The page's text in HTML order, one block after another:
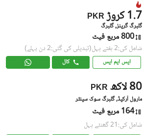
PKR 1.7 کروڑ
گلبرگ گرینز, گلبرگ
800 مربع فیٹ
شامل کی:2 ہفتے پہل (تبدیلی کی گئی:2 دن پہلے)
ایس ایم ایس کال
PKR 80 لاکھ
مارول آرکیڈ, گلبرگ سوک سینٹر
164 مربع فیٹ
شامل کی:21 گھنٹے پہل